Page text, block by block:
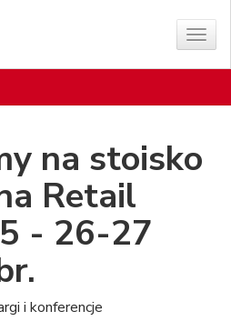
menu
na stoisko
Retail
- 26-27
i konferencje